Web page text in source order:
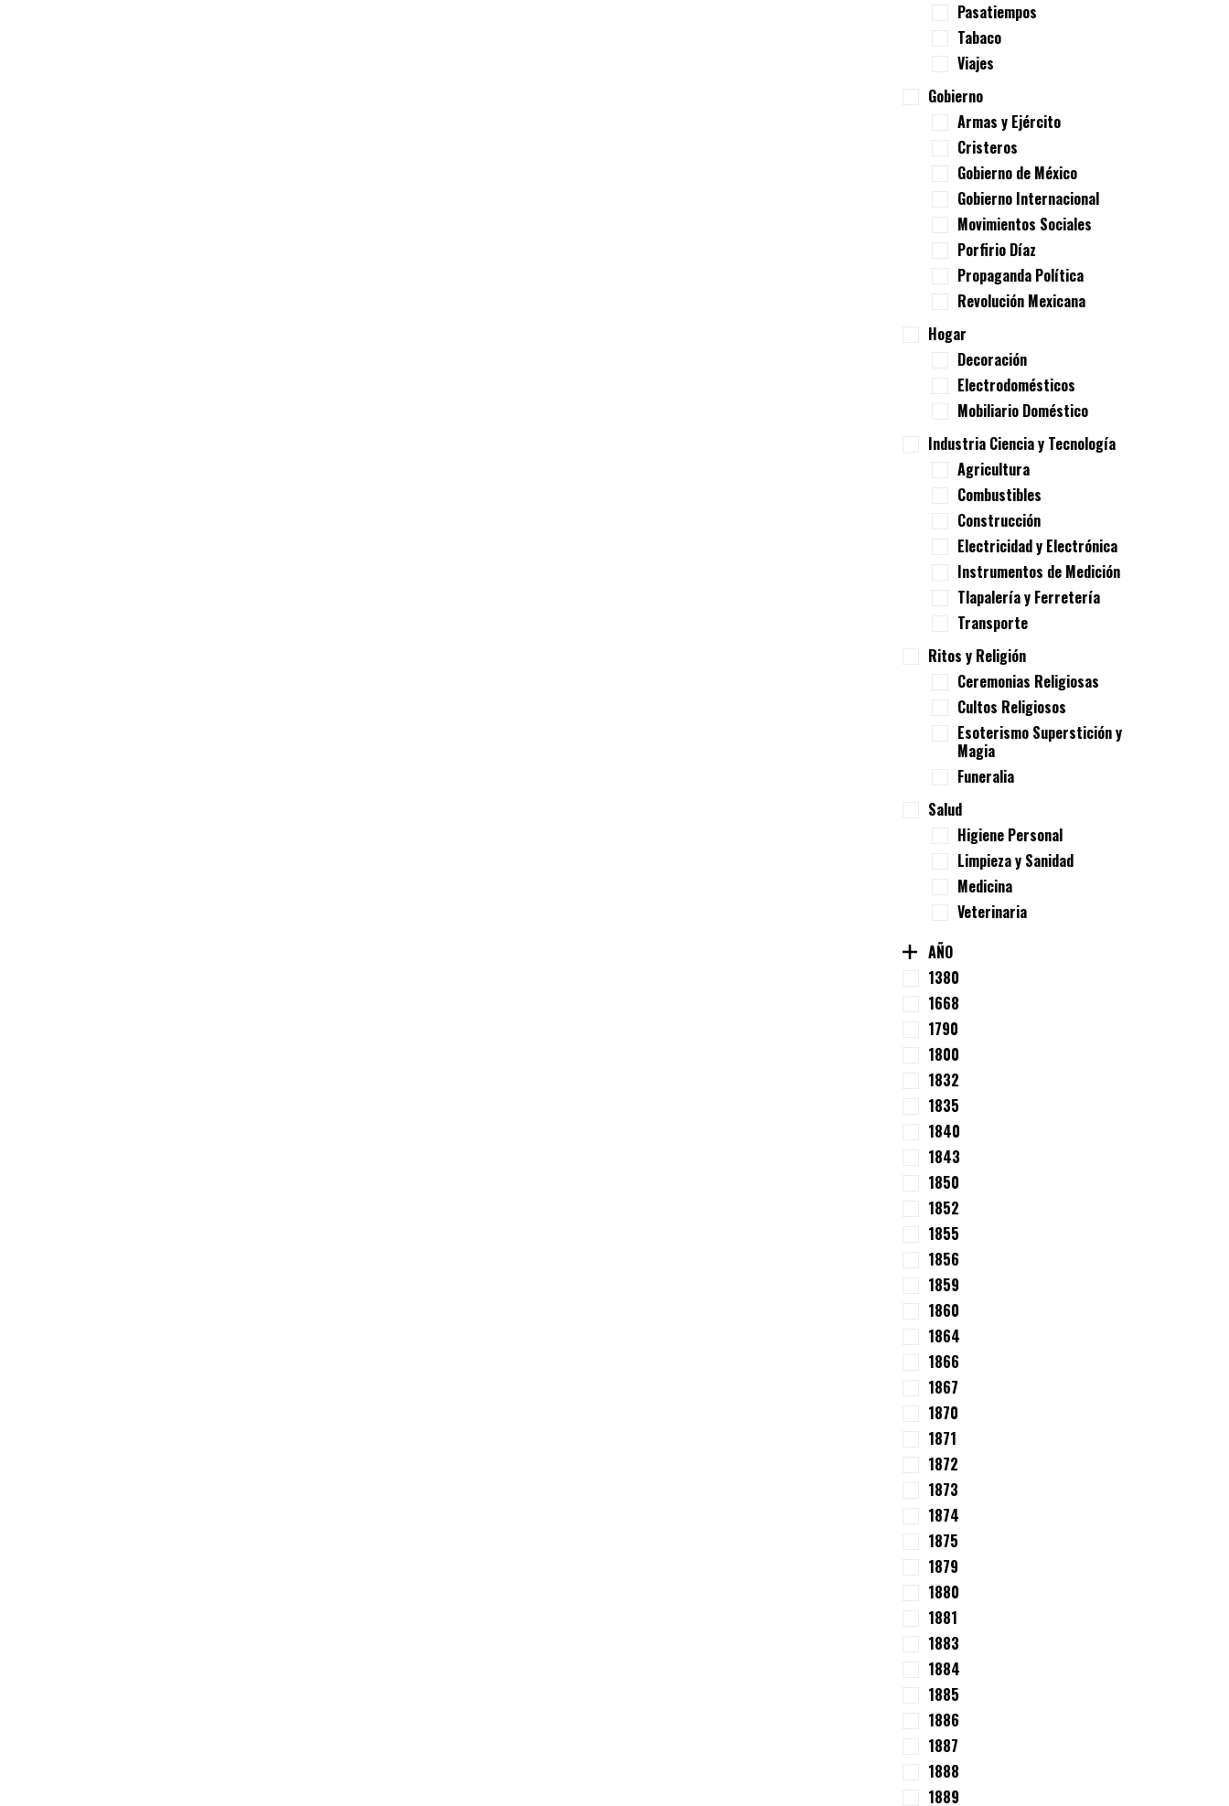
Pasatiempos
Tabaco
Viajes
Gobierno
Armas y Ejército
Cristeros
Gobierno de México
Gobierno Internacional
Movimientos Sociales
Porfirio Díaz
Propaganda Política
Revolución Mexicana
Hogar
Decoración
Electrodomésticos
Mobiliario Doméstico
Industria Ciencia y Tecnología
Agricultura
Combustibles
Construcción
Electricidad y Electrónica
Instrumentos de Medición
Tlapalería y Ferretería
Transporte
Ritos y Religión
Ceremonias Religiosas
Cultos Religiosos
Esoterismo Superstición y
Magia
Funeralia
Salud
Higiene Personal
Limpieza y Sanidad
Medicina
Veterinaria
AÑO
1380
1668
1790
1800
1832
1835
1840
1843
1850
1852
1855
1856
1859
1860
1864
1866
1867
1870
1871
1872
1873
1874
1875
1879
1880
1881
1883
1884
1885
1886
1887
1888
1889